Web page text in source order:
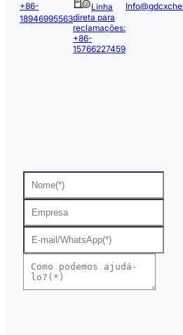
+86-
18946995563
Linha
direta para
reclamações:
+86-
15766227459